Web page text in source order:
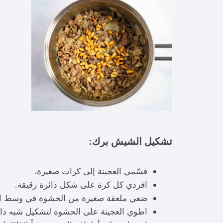
تشكيل الشيش برك:
قسّمي العجينة إلى كرات صغيرة.
افردي كل كرة على شكل دائرة رقيقة.
ضعي ملعقة صغيرة من الحشوة في وسط
اطوي العجينة على الحشوة لتشكيل شبه